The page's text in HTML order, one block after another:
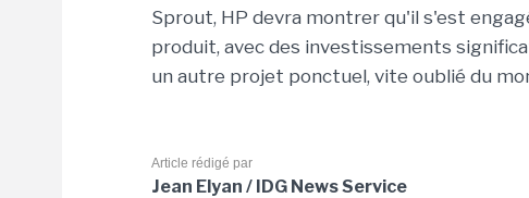
Sprout, HP devra montrer qu'il s'est
produit, avec des investissements
un autre projet ponctuel, vite oublié du
Article rédigé par
Jean Elyan / IDG News Service